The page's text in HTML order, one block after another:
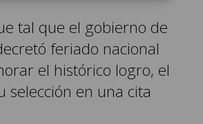
tal que el gobierno de
feriado nacional
el histórico logro, el
selección en una cita